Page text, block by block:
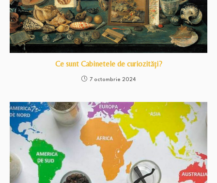
Ce sunt Cabinetele de curiozități?
7 octombrie 2024